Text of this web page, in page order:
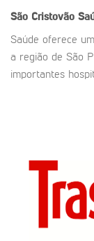
São Cristovão
Saúde oferece
a região de São
importantes